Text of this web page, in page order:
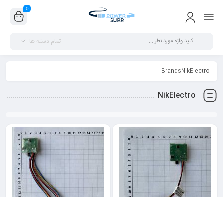
0
تمام دسته ها
BrandsNikElectro
NikElectro